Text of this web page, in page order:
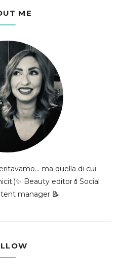
ME
ma quella di cui
Beauty editor💄Social
manager 📝